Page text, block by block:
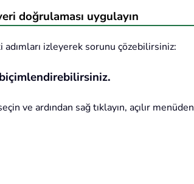
doğrulaması uygulayın
izleyerek sorunu çözebilirsiniz:
ve ardından sağ tıklayın, açılır menüden